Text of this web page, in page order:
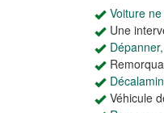
Voiture
Une
Véhicule